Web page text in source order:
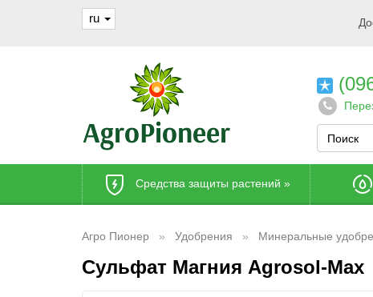
ru
Средства защиты растений »
Агро Пионер Удобрения Минеральные
Сульфат Магния Agrosol-Max